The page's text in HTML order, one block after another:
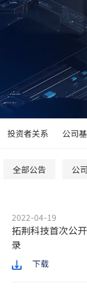
投资者关系 公司
全部公告 公
2022-04-19
拓荆科技首次公
录
下载